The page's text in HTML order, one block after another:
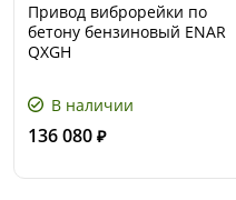
Привод виброрейки по
бетону бензиновый ENAR
QXGH
В наличии
136 080 ₽